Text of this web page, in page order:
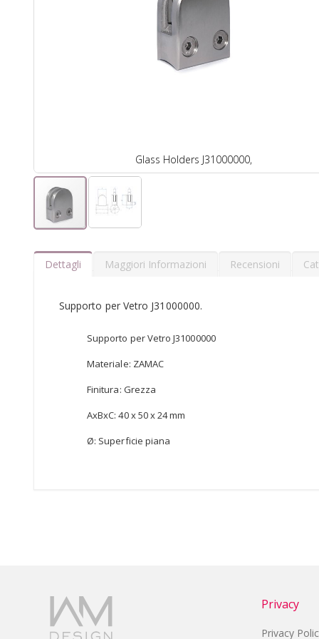
Glass Holders J31000000,
Dettagli
Supporto per Vetro J31000000.
Supporto per Vetro J31000000
Materiale: ZAMAC
Finitura: Grezza
AxBxC: 40 x 50 x 24 mm
Ø: Superficie piana
Maggiori Informazioni Recensioni
Privacy
Privacy